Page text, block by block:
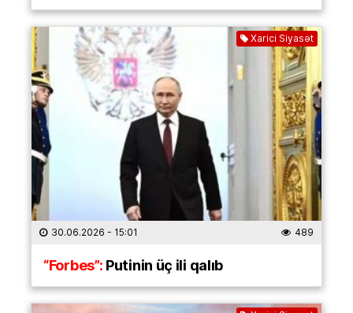
Xarici Siyasət
30.06.2026 - 15:01 489
“Forbes”:Putinin üç ili qalıb